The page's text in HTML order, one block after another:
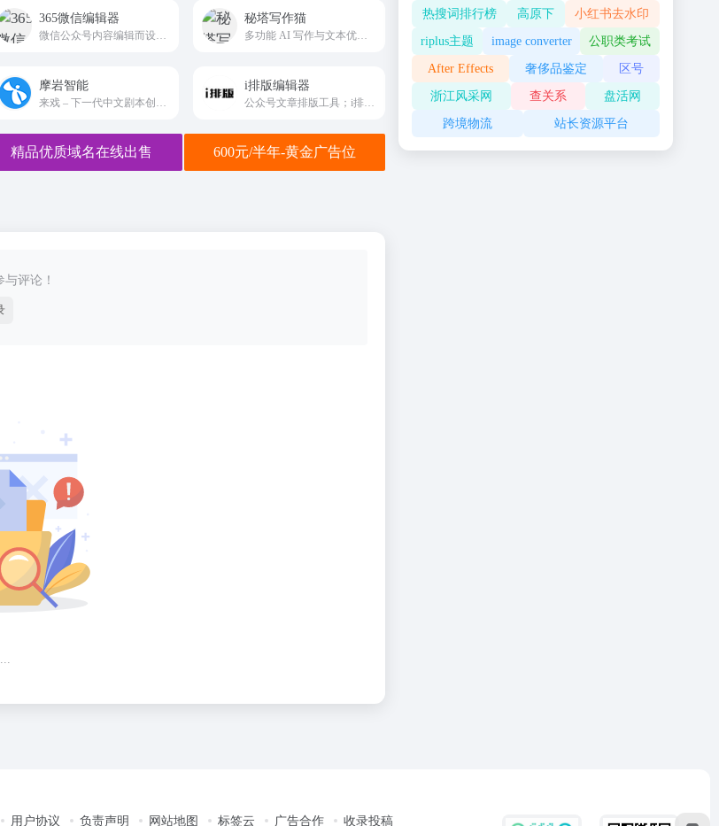
365微信编辑器 秘塔写作猫
摩岩智能 i排版编辑器
精品优质域名在线出售 600元/半年-黄金广告位
评论！
热搜词排行榜 高原下 小红书去水印
riplus主题 image converter 公职类考试
After Effects 奢侈品鉴定 区号
浙江风采网 查关系 盘活网
跨境物流 站长资源平台
用户协议 负责声明 网站地图 标签云 广告合作 收录投稿